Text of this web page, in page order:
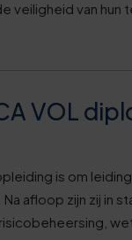
veiligheid van hun
VOL
is om
afloop zijn zij in